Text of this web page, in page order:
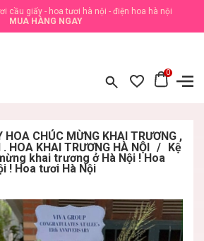
cầu giấy - hoa tươi hà nội - điện hoa hà nội
MUA HÀNG NGAY
0
HOA CHÚC MỪNG KHAI TRƯƠNG ,
. HOA KHAI TRƯƠNG HÀ NỘI / Kệ
khai trương ở Hà Nội ! Hoa
! Hoa tươi Hà Nội